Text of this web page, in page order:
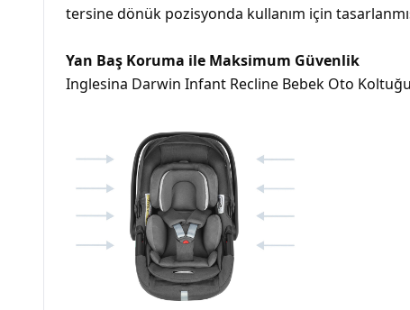
tersine dönük pozisyonda kullanım için
Yan Baş Koruma ile Maksimum Güvenlik
Inglesina Darwin Infant Recline Bebek Oto